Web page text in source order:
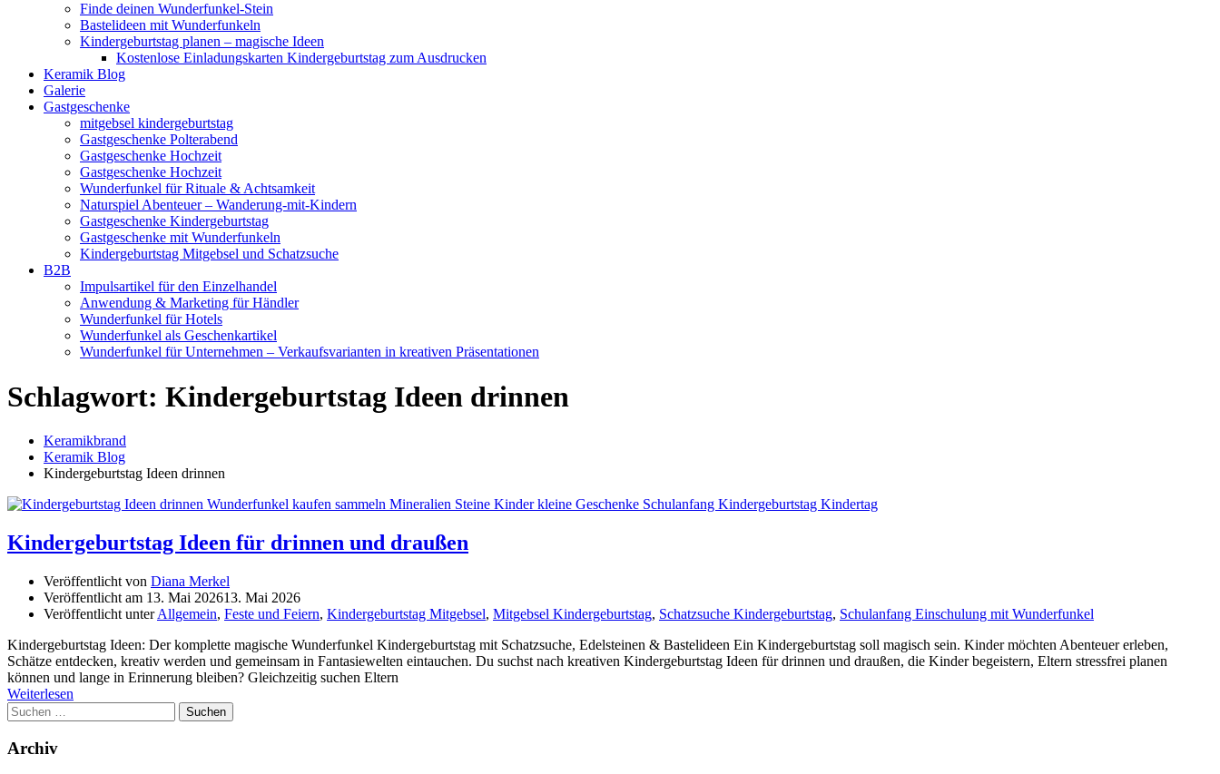
Finde deinen Wunderfunkel-Stein
Bastelideen mit Wunderfunkeln
Kindergeburtstag planen – magische Ideen
Kostenlose Einladungskarten Kindergeburtstag zum Ausdrucken
Keramik Blog
Galerie
Gastgeschenke
mitgebsel kindergeburtstag
Gastgeschenke Polterabend
Gastgeschenke Hochzeit
Gastgeschenke Hochzeit
Wunderfunkel für Rituale & Achtsamkeit
Naturspiel Abenteuer – Wanderung-mit-Kindern
Gastgeschenke Kindergeburtstag
Gastgeschenke mit Wunderfunkeln
Kindergeburtstag Mitgebsel und Schatzsuche
B2B
Impulsartikel für den Einzelhandel
Anwendung & Marketing für Händler
Wunderfunkel für Hotels
Wunderfunkel als Geschenkartikel
Wunderfunkel für Unternehmen – Verkaufsvarianten in kreativen Präsentationen
Schlagwort: Kindergeburtstag Ideen drinnen
Keramikbrand
Keramik Blog
Kindergeburtstag Ideen drinnen
Kindergeburtstag Ideen für drinnen und draußen
Veröffentlicht von Diana Merkel
Veröffentlicht am 13. Mai 202613. Mai 2026
Veröffentlicht unterAllgemein, Feste und Feiern, Kindergeburtstag Mitgebsel, Mitgebsel Kindergeburtstag, Schatzsuche Kindergeburtstag, Schulanfang Einschulung mit Wunderfunkel
Kindergeburtstag Ideen: Der komplette magische Wunderfunkel Kindergeburtstag mit Schatzsuche, Edelsteinen & Bastelideen Ein Kindergeburtstag soll magisch sein. Kinder möchten Abenteuer erleben,
Schätze entdecken, kreativ werden und gemeinsam in Fantasiewelten eintauchen. Du suchst nach kreativen Kindergeburtstag Ideen für drinnen und draußen, die Kinder begeistern, Eltern stressfrei planen
können und lange in Erinnerung bleiben? Gleichzeitig suchen Eltern
Weiterlesen
Suchen
nach:
Archiv